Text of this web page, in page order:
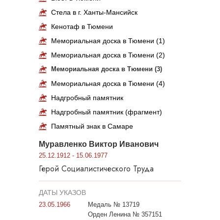
Стела в г. Ханты-Мансийск
Кенотаф в Тюмени
Мемориальная доска в Тюмени (1)
Мемориальная доска в Тюмени (2)
Мемориальная доска в Тюмени (3)
Мемориальная доска в Тюмени (4)
Надгробный памятник
Надгробный памятник (фрагмент)
Памятный знак в Самаре
Муравленко Виктор Иванович
25.12.1912 - 15.06.1977
Герой Социалистического Труда
ДАТЫ УКАЗОВ
23.05.1966
Медаль № 13719
Орден Ленина № 357151